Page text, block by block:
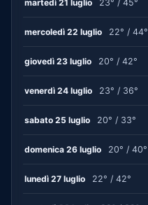
martedì 21 luglio 23° / 45°
mercoledì 22 luglio 22° / 44°
giovedì 23 luglio 20° / 42°
venerdì 24 luglio 23° / 36°
sabato 25 luglio 20° / 33°
domenica 26 luglio 20° / 40°
lunedì 27 luglio 22° / 42°